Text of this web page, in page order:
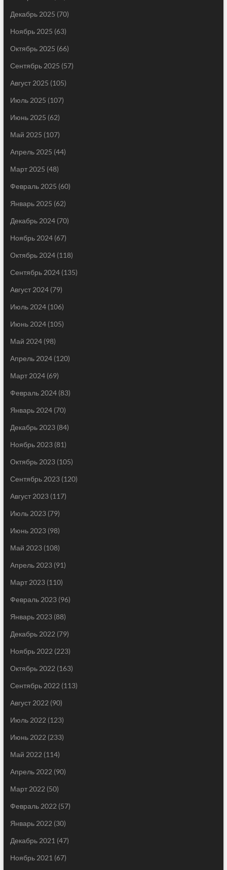
Декабрь 2025 (70)
Ноябрь 2025 (63)
Октябрь 2025 (66)
Сентябрь 2025 (57)
Август 2025 (105)
Июль 2025 (107)
Июнь 2025 (62)
Май 2025 (107)
Апрель 2025 (44)
Март 2025 (48)
Февраль 2025 (60)
Январь 2025 (62)
Декабрь 2024(70)
Ноябрь 2024(67)
Октябрь 2024(118)
Сентябрь 2024(135)
Август 2024(79)
Июль 2024(106)
Июнь 2024(105)
Май 2024(98)
Апрель 2024(120)
Март 2024(69)
Февраль 2024(83)
Январь 2024(70)
Декабрь 2023(84)
Ноябрь 2023(81)
Октябрь 2023(105)
Сентябрь 2023(120)
Август 2023(117)
Июль 2023(79)
Июнь 2023(98)
Май 2023(108)
Апрель 2023(91)
Март 2023(110)
Февраль 2023(96)
Январь 2023(88)
Декабрь 2022 (79)
Ноябрь 2022 (223)
Октябрь 2022 (163)
Сентябрь 2022 (113)
Август 2022 (90)
Июль 2022 (123)
Июнь 2022 (233)
Май 2022 (114)
Апрель 2022 (90)
Март 2022 (50)
Февраль 2022 (57)
Январь 2022 (30)
Декабрь 2021 (47)
Ноябрь 2021 (67)